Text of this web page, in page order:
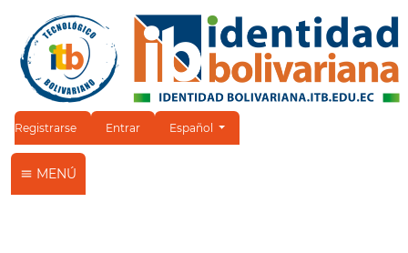
Registrarse Entrar Cambiar el idioma. El idioma actual es:
Español
MENÚ